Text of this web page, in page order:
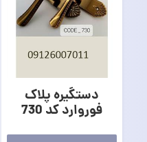
دستگیره پلاک
فوروارد کد 730